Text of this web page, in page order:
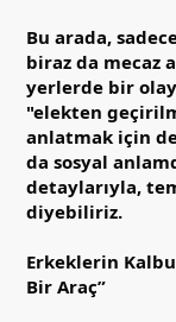
Bu arada,
biraz da mecaz
yerlerde bir
"elekten
anlatmak için
da sosyal
detaylarıyla,
diyebiliriz.
Erkeklerin
Bir Araç”